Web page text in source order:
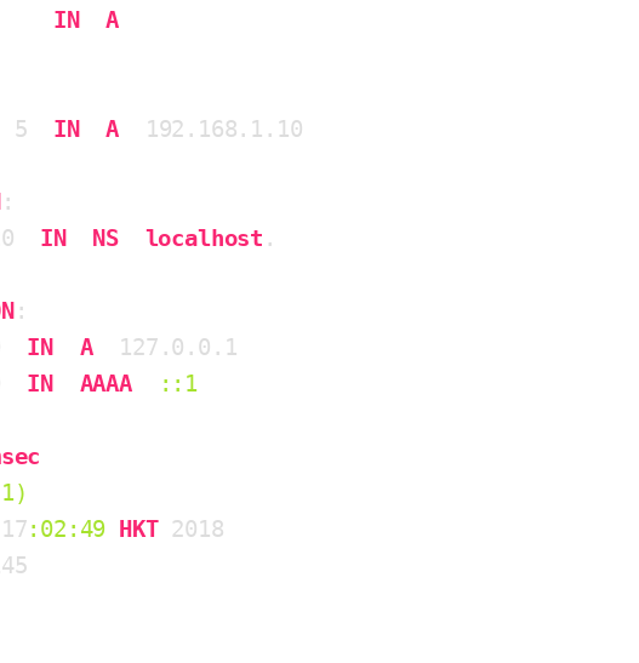
IN A
5 IN A
  192
.168 .1 .10
IN NS localhost .
IN A
  127
.0 .0 .1
IN AAAA ::1
:02 :49 HKT 2018